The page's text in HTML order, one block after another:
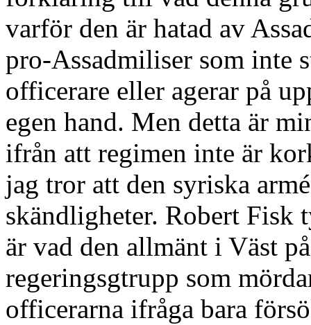
varför den är hatad av
pro-Assadmiliser som inte
officerare eller agerar på
egen hand. Men detta är
ifrån att regimen inte är
jag tror att den syriska
skändligheter. Robert Fisk
är vad den allmänt i Väst
regeringsgtrupp som
officerarna ifråga bara